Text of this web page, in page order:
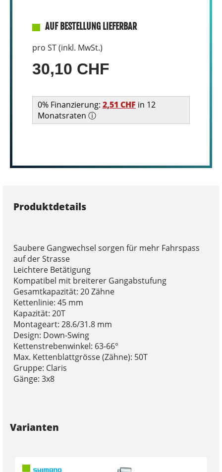
AUF BESTELLUNG LIEFERBAR
pro ST (inkl. MwSt.)
30,10 CHF
0% Finanzierung: 2,51 CHF in 12
Monatsraten ⓘ
Produktdetails
Saubere Gangwechsel sorgen für mehr Fahrspass
auf der Strasse
Leichtere Betätigung
Kompatibel mit breiterer Gangabstufung
Gesamtkapazität: 20 Zähne
Kettenlinie: 45 mm
Kapazität: 20T
Montageart: 28.6/31.8 mm
Design: Down-Swing
Kettenstrebenwinkel: 63-66°
Max. Kettenblattgrösse (Zähne): 50T
Gruppe: Claris
Gänge: 3x8
Varianten